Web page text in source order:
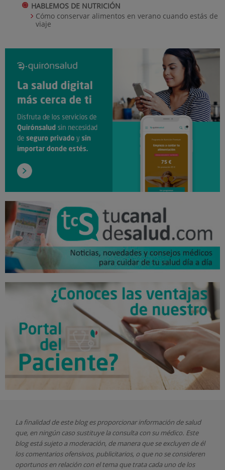
HABLEMOS DE NUTRICIÓN
Cómo conservar alimentos en verano cuando estás de
viaje
La finalidad de este blog es proporcionar información de salud
que, en ningún caso sustituye la consulta con su médico. Este
blog está sujeto a moderación, de manera que se excluyen de él
los comentarios ofensivos, publicitarios, o que no se consideren
oportunos en relación con el tema que trata cada uno de los